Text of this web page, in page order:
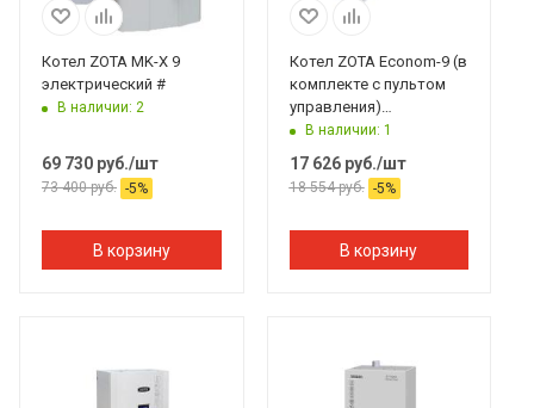
Котел ZOTA MK-X 9
электрический #
В наличии: 2
69 730 руб./шт
73 400руб. -5%
В корзину
Котел ZOTA Econom-9 (в
комплекте с пультом
управления)
электрический #
В наличии: 1
17 626руб./шт
18 554руб. -5%
В корзину